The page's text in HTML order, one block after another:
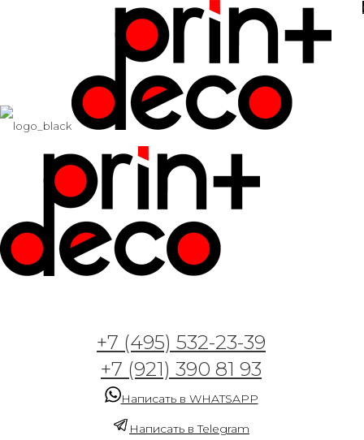
+7 (495) 532-23-39
+7 (921) 390 81 93
Написать в WHATSAPP
Написать в Telegram
Арт. VT051220 — На
глубине вод 1
от 2 300 руб. / м2
Цвет на экране вашего смартфона или монитора